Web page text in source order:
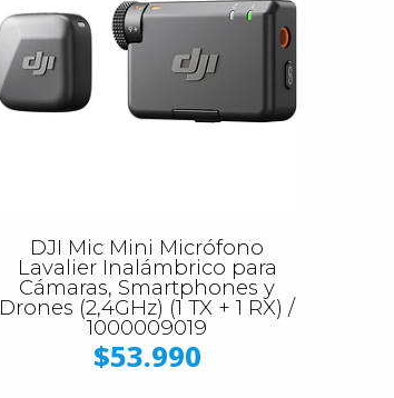
DJI Mic Mini Micrófono
Lavalier Inalámbrico para
Cámaras, Smartphones y
Drones (2,4GHz) (1 TX + 1 RX) /
1000009019
$53.990